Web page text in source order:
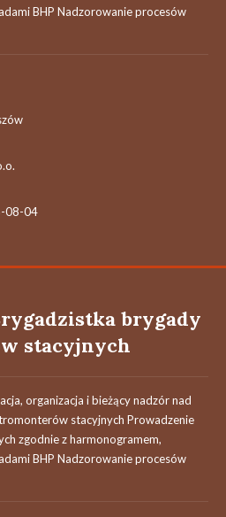
BHP Nadzorowanie procesów
08-04
brygady
stacyjnych
organizacja i bieżący nadzór nad
stacyjnych Prowadzenie
zgodnie z harmonogramem,
BHP Nadzorowanie procesów